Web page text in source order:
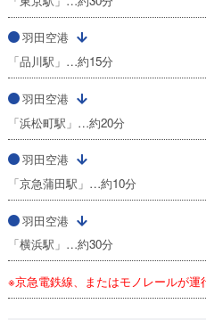
羽田空港
「品川駅」…約15分
羽田空港
「浜松町駅」…約20分
羽田空港
「京急蒲田駅」…約10分
羽田空港
「横浜駅」…約30分
※京急電鉄線、またはモノレールが運